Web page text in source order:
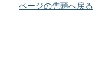
ページの先頭へ戻る